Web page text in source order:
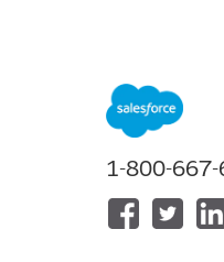
1-800-